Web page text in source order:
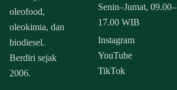
oleofood,
oleokimia, dan
biodiesel.
Berdiri sejak
2006.
Senin–Jumat, 09.00–
17.00 WIB
Instagram
YouTube
TikTok